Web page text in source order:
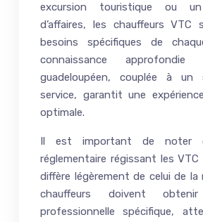
excursion touristique ou un
d’affaires, les chauffeurs VTC
besoins spécifiques de
connaissance
guadeloupéen, couplée à
service, garantit une
optimale.
Il est important de noter
réglementaire régissant les VTC
diffère légèrement de celui de la
chauffeurs doivent
professionnelle spécifique,